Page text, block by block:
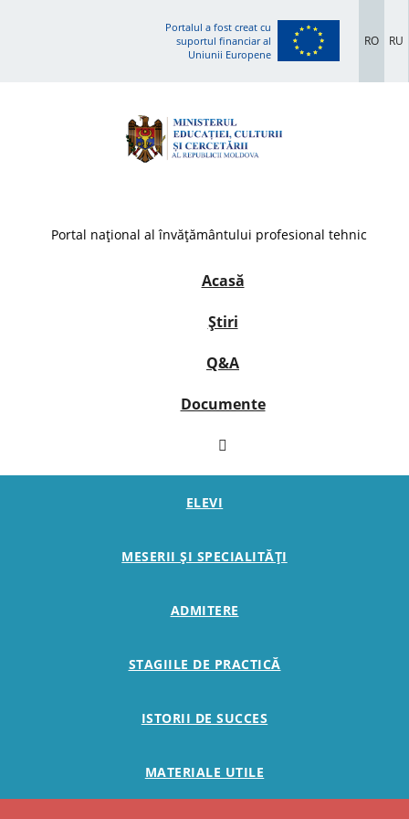
Portalul a fost creat cu
suportul financiar al
Uniunii Europene
RO RU
Portal național al învățământului profesional tehnic
Acasă
Știri
Q&A
Documente
ELEVI
MESERII ȘI SPECIALITĂȚI
ADMITERE
STAGIILE DE PRACTICĂ
ISTORII DE SUCCES
MATERIALE UTILE